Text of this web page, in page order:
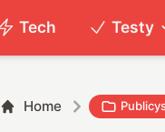
Tech Testy
Home